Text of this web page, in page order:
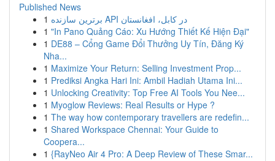
Published News
1
برترین سازنده API در کابل، افغانستان
1 "In Pano Quảng Cáo: Xu Hướng Thiết Kế Hiện Đại"
1 DE88 – Cổng Game Đổi Thưởng Uy Tín, Đăng Ký
Nha...
1 Maximize Your Return: Selling Investment Prop...
1 Prediksi Angka Hari Ini: Ambil Hadiah Utama Ini...
1 Unlocking Creativity: Top Free AI Tools You Nee...
1 Myoglow Reviews: Real Results or Hype ?
1 The way how contemporary travellers are redefin...
1 Shared Workspace Chennai: Your Guide to
Coopera...
1 {RayNeo Air 4 Pro: A Deep Review of These Smar...